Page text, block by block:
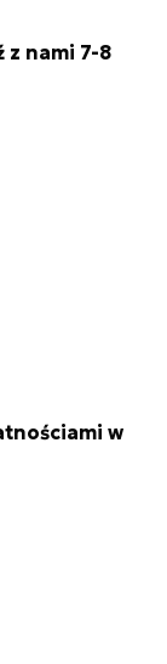
z nami 7-8
w